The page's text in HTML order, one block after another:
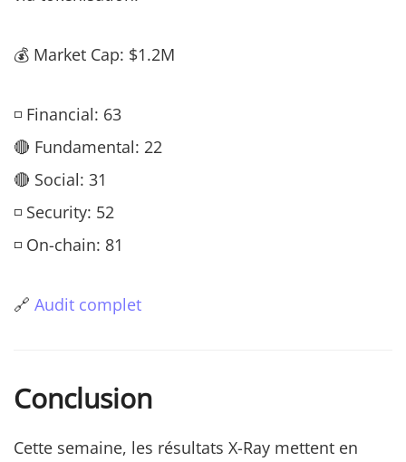
💰 Market Cap: $1.2M
◽ Financial: 63
🔴 Fundamental: 22
🔴 Social: 31
◽ Security: 52
◽ On-chain: 81
🔗 Audit complet
Conclusion
Cette semaine, les résultats X-Ray mettent en